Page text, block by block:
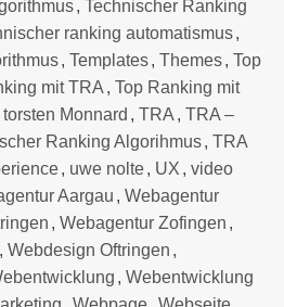
, Technischer Ranking
ranking automatismus,
, Templates, Themes, Top
mit TRA , Top Ranking mit
torsten Monnard , TRA , TRA –
Ranking Algorihmus, TRA
, uwe nolte, UX , video
Aargau , Webagentur
, Webagentur Zofingen ,
, Webdesign Oftringen ,
, Webentwicklung